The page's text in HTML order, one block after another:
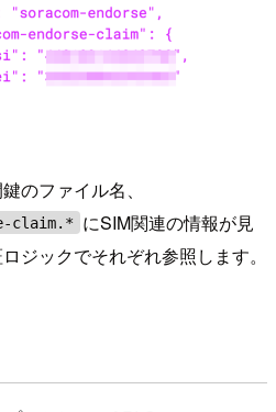
のファイル名、
claim.*
にSIM関連の情報が見
ジックでそれぞれ参照します。